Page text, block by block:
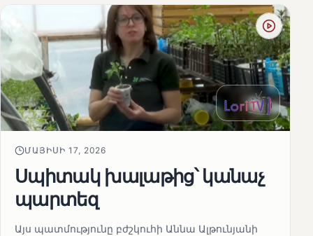
ՄԱՅԻՍԻ 17, 2026
Սպիտակ խալաթից՝ կանաչ
պարտեզ
Այս պատմությունը բժշկուհի Աննա Ալթունյանի